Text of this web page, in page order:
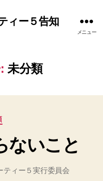
ィー５告知
メニュー
未分類
ないこと
ティー５実行委員会